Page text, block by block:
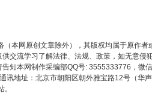
（本网原创文章除外），其版权均属于原作
交流学习了解法律、法规、政策，如无意
知本网制作采编部QQ号: 3555333776，
地址：北京市朝阳区朝外雅宝路12号（华